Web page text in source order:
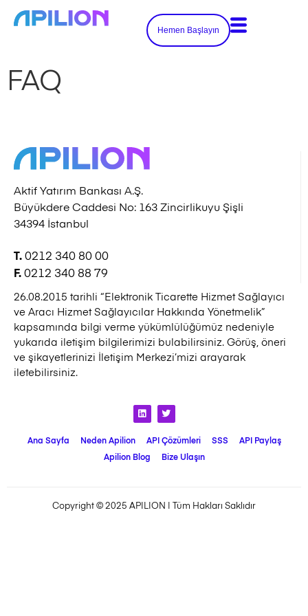
Hemen Başlayın
FAQ
Aktif Yatırım Bankası A.Ş.
Büyükdere Caddesi No: 163 Zincirlikuyu Şişli
34394 İstanbul
T. 0212 340 80 00
F. 0212 340 88 79
26.08.2015 tarihli “Elektronik Ticarette Hizmet Sağlayıcı
ve Aracı Hizmet Sağlayıcılar Hakkında Yönetmelik”
kapsamında bilgi verme yükümlülüğümüz nedeniyle
yukarıda iletişim bilgilerimizi bulabilirsiniz. Görüş, öneri
ve şikayetlerinizi İletişim Merkezi’mizi arayarak
iletebilirsiniz.
Ana Sayfa Neden Apilion API Çözümleri SSS
API Paylaş
Apilion Blog
Bize Ulaşın
Copyright © 2025 APILION | Tüm Hakları Saklıdır